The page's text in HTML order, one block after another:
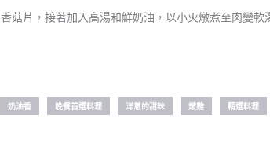
香菇片，接著加入高湯和鮮奶油，以小火燉煮至肉變軟
奶油香 晚餐首選料理 洋蔥的甜味 燉雞 精選料理